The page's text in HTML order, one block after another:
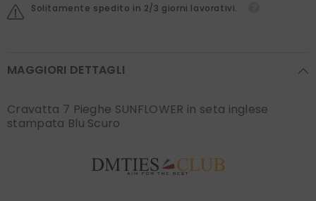
Solitamente spedito in 2/3 giorni lavorativi.
MAGGIORI DETTAGLI
Cravatta 7 Pieghe SUNFLOWER in seta inglese
stampata Blu Scuro